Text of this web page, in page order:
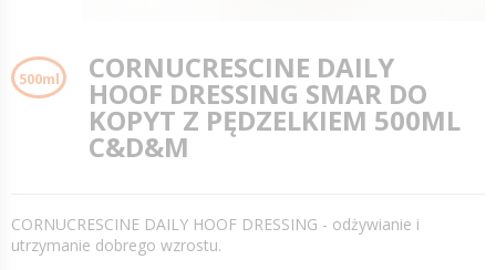
500ml CORNUCRESCINE DAILY
HOOF DRESSING SMAR DO
KOPYT Z PĘDZELKIEM 500ML
C&D&M
CORNUCRESCINE DAILY HOOF DRESSING - odżywianie i
utrzymanie dobrego wzrostu.